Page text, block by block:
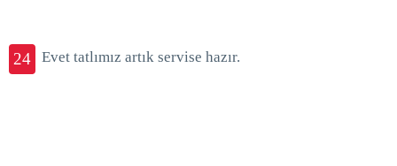
24 Evet tatlımız artık servise hazır.